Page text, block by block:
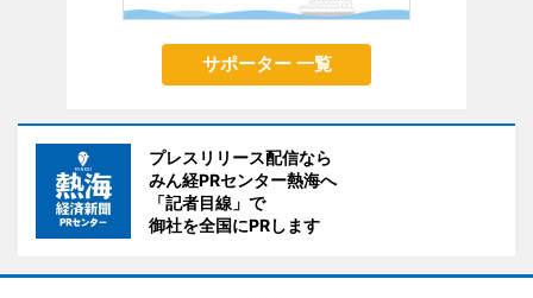
サポーター 一覧
プレスリリース配信なら
みん経PRセンター熱海へ
「記者目線」で
御社を全国にPRします